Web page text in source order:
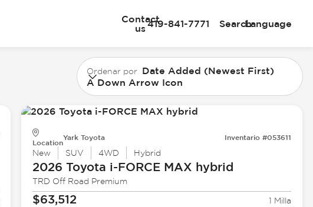
Contact
us419-841-7771 SearchLanguage
Ordenar por Date Added (Newest First)
A Down Arrow Icon
Location
Yark Toyota Inventario #053611
New SUV 4WD Hybrid
2026 Toyota i-FORCE MAX hybrid
TRD Off Road Premium
$63,512 1 Milla